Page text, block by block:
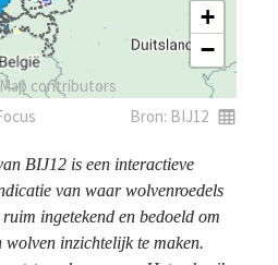
BIJ12 is een interactieve
van waar wolvenroedels
ingetekend en bedoeld om
inzichtelijk te maken.